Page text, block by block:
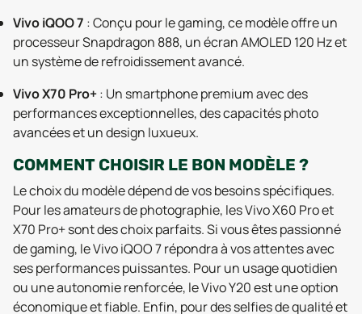
Vivo iQOO 7 : Conçu pour le gaming, ce modèle offre un
processeur Snapdragon 888, un écran AMOLED 120 Hz et
un système de refroidissement avancé.
Vivo X70 Pro+: Un smartphone premium avec des
performances exceptionnelles, des capacités photo
avancées et un design luxueux.
COMMENT CHOISIR LE BON MODÈLE ?
Le choix du modèle dépend de vos besoins spécifiques.
Pour les amateurs de photographie, les Vivo X60 Pro et
X70 Pro+ sont des choix parfaits. Si vous êtes passionné
de gaming, le Vivo iQOO 7 répondra à vos attentes avec
ses performances puissantes. Pour un usage quotidien
ou une autonomie renforcée, le Vivo Y20 est une option
économique et fiable. Enfin, pour des selfies de qualité et